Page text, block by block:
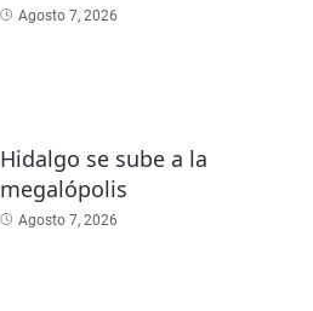
Agosto 7, 2026
Hidalgo se sube a la
megalópolis
Agosto 7, 2026